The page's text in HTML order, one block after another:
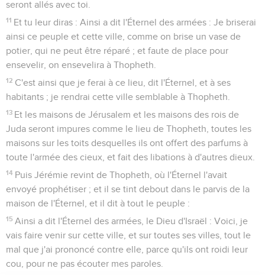
seront allés avec toi.
11 Et tu leur diras : Ainsi a dit l'Éternel des armées : Je briserai
ainsi ce peuple et cette ville, comme on brise un vase de
potier, qui ne peut être réparé ; et faute de place pour
ensevelir, on ensevelira à Thopheth.
12 C'est ainsi que je ferai à ce lieu, dit l'Éternel, et à ses
habitants ; je rendrai cette ville semblable à Thopheth.
13 Et les maisons de Jérusalem et les maisons des rois de
Juda seront impures comme le lieu de Thopheth, toutes les
maisons sur les toits desquelles ils ont offert des parfums à
toute l'armée des cieux, et fait des libations à d'autres dieux.
14 Puis Jérémie revint de Thopheth, où l'Éternel l'avait
envoyé prophétiser ; et il se tint debout dans le parvis de la
maison de l'Éternel, et il dit à tout le peuple :
15 Ainsi a dit l'Éternel des armées, le Dieu d'Israël : Voici, je
vais faire venir sur cette ville, et sur toutes ses villes, tout le
mal que j'ai prononcé contre elle, parce qu'ils ont roidi leur
cou, pour ne pas écouter mes paroles.